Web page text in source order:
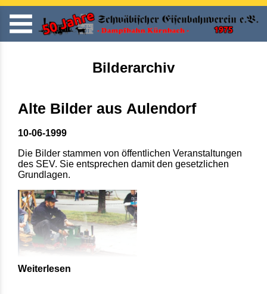
Bilderarchiv
Alte Bilder aus Aulendorf
10-06-1999
Die Bilder stammen von öffentlichen Veranstaltungen
des SEV. Sie entsprechen damit den gesetzlichen
Grundlagen.
Weiterlesen